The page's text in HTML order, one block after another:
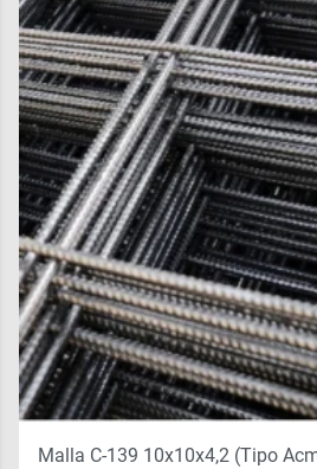
Malla C-139 10x10x4,2 (tipo